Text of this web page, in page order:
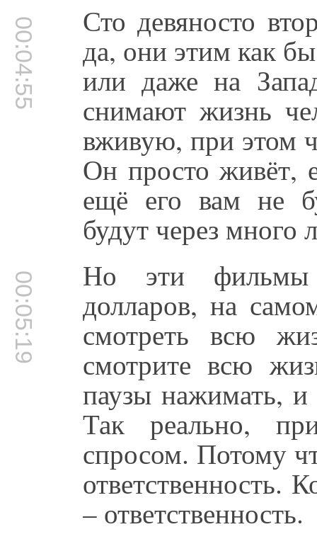
00:04:55 Сто девяносто
да, они этим как
или даже на
снимают жизнь
вживую, при этом
Он просто живёт,
ещё его вам не
будут через много
00:05:19 Но эти фильмы
долларов, на
смотреть всю
смотрите всю
паузы нажимать,
Так реально,
спросом. Потому
ответственность.
– ответственность.